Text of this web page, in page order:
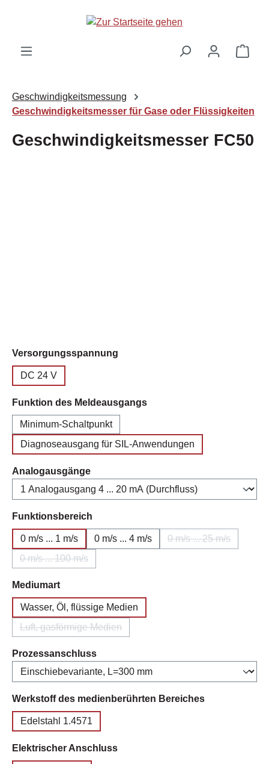
Zum Hauptinhalt springen
Geschwindigkeitsmessung
Geschwindigkeitsmesser für Gase oder Flüssigkeiten
Geschwindigkeitsmesser FC50
Versorgungsspannung
DC 24 V
Funktion des Meldeausgangsauswählen
Minimum-Schaltpunkt
Diagnoseausgang für SIL-Anwendungen
Analogausgängeauswählen
Funktionsbereich
0 m/s ... 1 m/s 0 m/s ... 4 m/s 0 m/s ... 25 m/s
0 m/s ... 100 m/s
(Diese Option ist zurzeit nicht verfügbar.)
Mediumartauswählen
Wasser, Öl, flüssige Medien
Luft, gasförmige Medien
(Diese Option ist zurzeit nicht verfügbar.)
Prozessanschlussauswählen
Werkstoff des medienberührten Bereichesauswählen
Edelstahl 1.4571
Elektrischer Anschlussauswählen